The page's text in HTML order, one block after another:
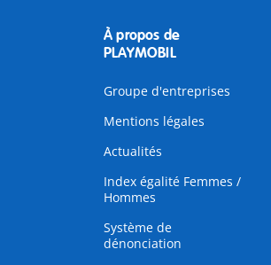
À propos de
PLAYMOBIL
Groupe d'entreprises
Mentions légales
Actualités
Index égalité Femmes /
Hommes
Système de
dénonciation